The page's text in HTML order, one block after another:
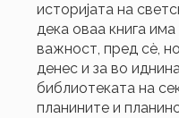
историјата на
дека оваа книга
важност, пред сѐ,
денес и за во
библиотеката на
планините и